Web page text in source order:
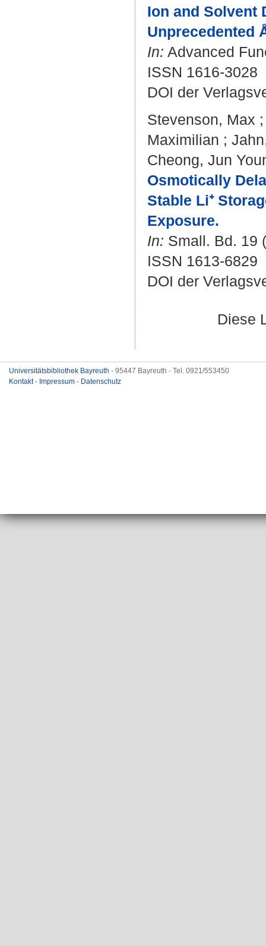
Ion and Solvent
Unprecedented
In: Advanced
ISSN 1616-3028
DOI der
Stevenson, Max
Maximilian ;
Cheong, Jun
Osmotically
Stable Li⁺
Exposure.
In: Small. Bd. 19
ISSN 1613-6829
DOI der
Diese
Universitätsbibliothek Bayreuth - 95447 Bayreuth - Tel. 0921/553450
Kontakt- Impressum - Datenschutz